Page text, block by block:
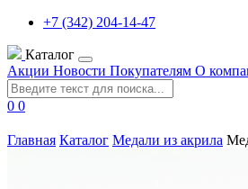
+7 (342) 204-14-47
Каталог
Акции Новости Покупателям О
0 0
Главная Каталог Медали из акрила